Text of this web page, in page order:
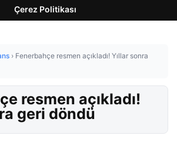
Çerez Politikası
› Fenerbahçe resmen açıkladı! Yıllar sonra
resmen açıkladı!
geri döndü